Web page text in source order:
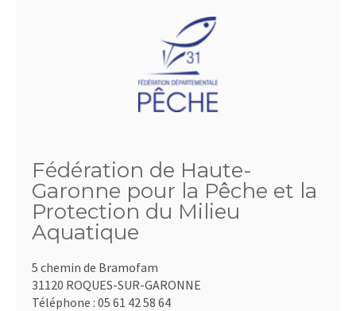
Fédération de Haute-
Garonne pour la Pêche et la
Protection du Milieu
Aquatique
5 chemin de Bramofam
31120 ROQUES-SUR-GARONNE
Téléphone : 05 61 42 58 64